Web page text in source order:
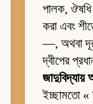
পালক, ঔষধি
করা এবং
—, অথবা
দ্বীপের
ইচ্ছামতো «